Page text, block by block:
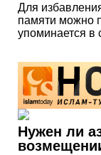
Для
памяти можно
упоминается
Нужен ли